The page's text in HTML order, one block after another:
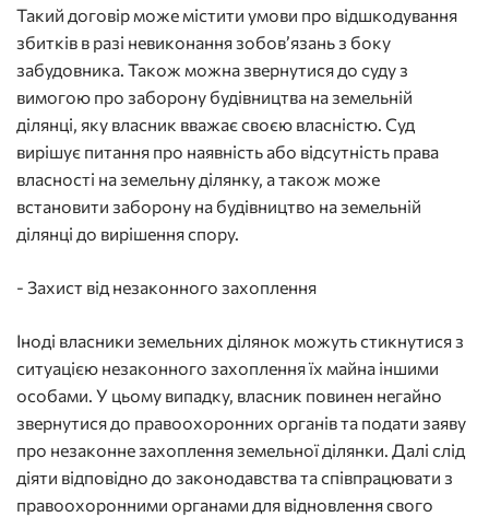
Такий договір може містити умови про відшкодування
збитків в разі невиконання зобов’язань з боку
забудовника. Також можна звернутися до суду з
вимогою про заборону будівництва на земельній
ділянці, яку власник вважає своєю власністю. Суд
вирішує питання про наявність або відсутність права
власності на земельну ділянку, а також може
встановити заборону на будівництво на земельній
ділянці до вирішення спору.
- Захист від незаконного захоплення
Іноді власники земельних ділянок можуть стикнутися з
ситуацією незаконного захоплення їх майна іншими
особами. У цьому випадку, власник повинен негайно
звернутися до правоохоронних органів та подати заяву
про незаконне захоплення земельної ділянки. Далі слід
діяти відповідно до законодавства та співпрацювати з
правоохоронними органами для відновлення свого